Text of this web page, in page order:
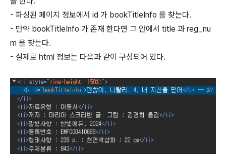
- 파싱된 페이지 정보에서 id 가 bookTitleInfo 를 찾는다.
- 만약 bookTitleInfo 가 존재 한다면 그 안에서 title 과 reg_nu
m 을 찾는다.
- 실제로 html 정보는 다음과 같이 구성되어 있다.